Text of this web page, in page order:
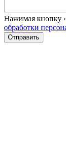
Нажимая кнопку
обработки
Отправить